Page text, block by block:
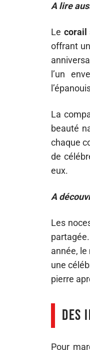
A lire
Le corail
offrant
l’un
La
beauté
chaque
de
eux.
A
Les
année, le
une
pierre
Des
Pour